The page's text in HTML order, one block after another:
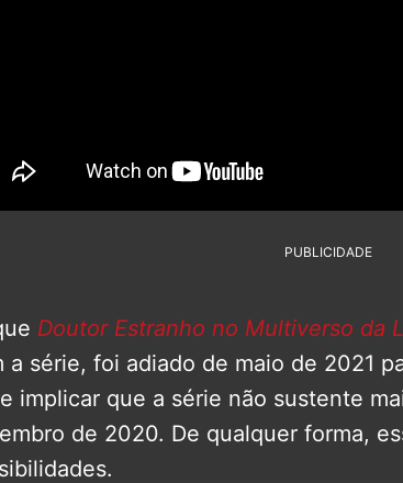
PUBLICIDADE
Doutor Estranho no Multiverso da
a série, foi adiado de maio de 2021
implicar que a série não sustente
de 2020. De qualquer forma,